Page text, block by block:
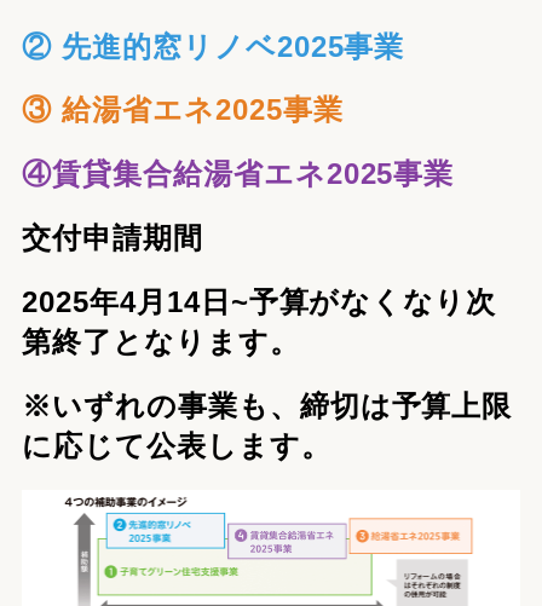
② 先進的窓リノベ2025事業
③ 給湯省エネ2025事業
④賃貸集合給湯省エネ2025事業
交付申請期間
2025年4月14日~予算がなくなり次
第終了 となります。
※いずれの事業も、締切は予算上限
に応じて公表します。